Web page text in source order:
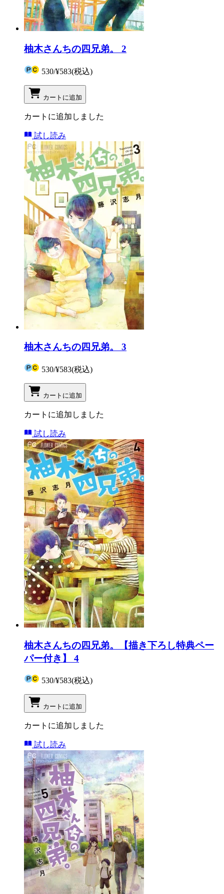
柚木さんちの四兄弟。 2
530/¥583(税込)
カートに追加
カートに追加しました
試し読み
柚木さんちの四兄弟。 3
530/¥583(税込)
カートに追加
カートに追加しました
試し読み
柚木さんちの四兄弟。【描き下ろし特典ペー
パー付き】 4
530/¥583(税込)
カートに追加
カートに追加しました
試し読み